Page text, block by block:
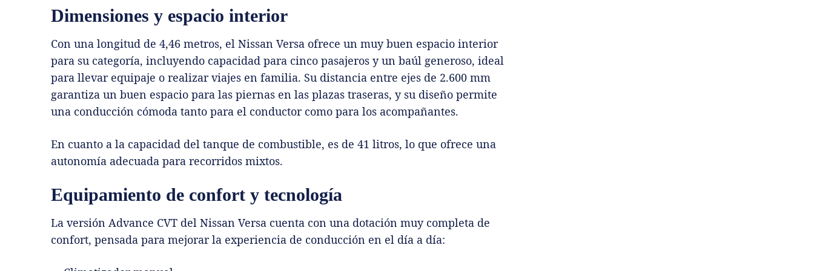
Dimensiones y espacio interior
Con una longitud de 4,46 metros, el Nissan Versa ofrece un muy buen espacio interior
para su categoría, incluyendo capacidad para cinco pasajeros y un baúl generoso, ideal
para llevar equipaje o realizar viajes en familia. Su distancia entre ejes de 2.600 mm
garantiza un buen espacio para las piernas en las plazas traseras, y su diseño permite
una conducción cómoda tanto para el conductor como para los acompañantes.
En cuanto a la capacidad del tanque de combustible, es de 41 litros, lo que ofrece una
autonomía adecuada para recorridos mixtos.
Equipamiento de confort y tecnología
La versión Advance CVT del Nissan Versa cuenta con una dotación muy completa de
confort, pensada para mejorar la experiencia de conducción en el día a día: